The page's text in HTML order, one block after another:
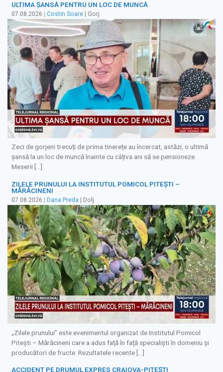
ULTIMA ȘANSĂ PENTRU UN LOC DE MUNCĂ
07.08.2026 Costin Soare | Gorj
Zeci de gorjeni trecuți de prima tinerețe au încercat, astăzi, o ultimă
șansă la un loc de muncă înainte cu câțiva ani să se pensioneze.
Meserii […]
ZILELE PRUNULUI LA INSTITUTUL POMICOL PITEȘTI –
MĂRĂCINENI
07.08.2026 | Dana Preda | Dolj
„Zilele prunului” este evenimentul organizat de Institutul Pomicol
Pitești – Mărăcineni care a adus față în față specialiști în domeniu și
producători de fructe. Rezultatele recente […]
ACCIDENT PE DRUMUL EXPRES CRAIOVA-PITEȘTI